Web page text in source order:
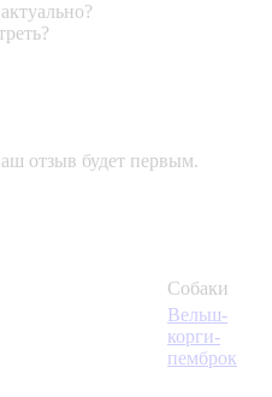
отзыв будет первым.
Собаки
Вельш-
корги-
пемброк